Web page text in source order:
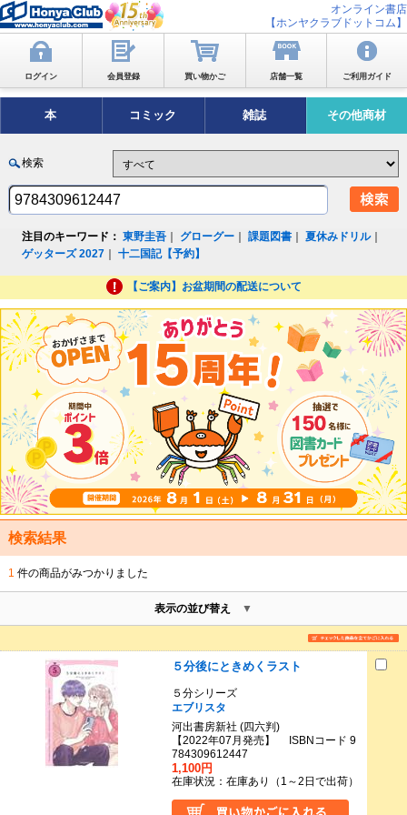
オンライン書店
【ホンヤクラブドットコム】
ログイン 会員登録 買い物かご 店舗一覧 ご利用ガイド
本 コミック 雑誌 その他商材
検索
注目のキーワード： 東野圭吾 グローグー ｜課題図書 ｜夏休みドリル｜
ゲッターズ 2027 ｜十二国記【予約】
【ご案内】お盆期間の配送について
検索結果
1 件の商品がみつかりました
表示の並び替え
５分後にときめくラスト
５分シリーズ
エブリスタ
河出書房新社 (四六判)
【2022年07月発売】 ISBNコード 9
784309612447
1,100円
在庫状況：在庫あり（1～2日で出荷）